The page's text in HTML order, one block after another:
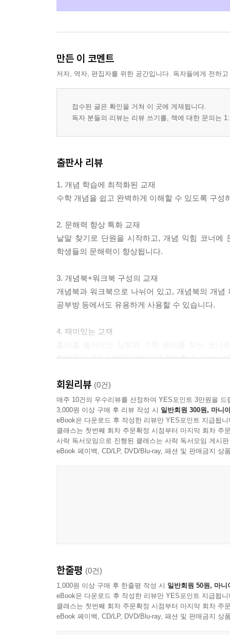
만든 이 코멘트
저자, 역자, 편집자를 위한 공간입니다. 독자들에게 전하
접수된 글은 확인을 거쳐 이 곳에 게재됩니다.
독자 분들의 리뷰는 리뷰 쓰기를, 책에 대한 문의는
출판사 리뷰
1. 개념 학습에 최적화된 교재
수학 개념을 쉽고 완벽하게 이해할 수 있도록 구성
2. 문해력 향상 특화 교재
낱말 찾기로 단원을 시작하고, 개념 익힘 코너에
학생들의 문해력이 향상됩니다.
3. 개념북+워크북 구성의 교재
개념북과 워크북으로 나뉘어 있고, 개념북의 개
공부방 등에서도 유용하게 사용할 수 있습니다.
4. 재미있는 교재
학생들이 모든 단원을 재미있게 학습할 수 있습니
회원리뷰 (0건)
매주 10건의 우수리뷰를 선정하여 YES포인트 3만원을 드
3,000원 이상 구매 후 리뷰 작성 시 일반회원 300원, 마니
eBook은 다운로드 후 작성한 리뷰만 YES포인트 지급됩니
클래스는 첫번째 회차 주문확정 시점부터 마지막 회차 주
사락 독서모임으로 진행된 클래스는 사락 독서모임 게시
eBook 페이백, CD/LP, DVD/Blu-ray, 패션 및 판매금지 상
한줄평 (0건)
1,000원 이상 구매 후 한줄평 작성 시 일반회원 50원, 마니
eBook은 다운로드 후 작성한 리뷰만 YES포인트 지급됩니
클래스는 첫번째 회차 주문확정 시점부터 마지막 회차 주
eBook 페이백, CD/LP, DVD/Blu-ray, 패션 및 판매금지 상